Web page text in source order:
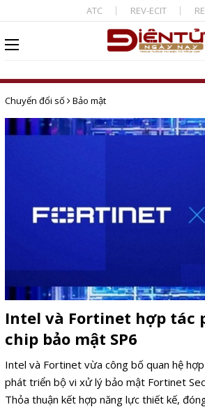
ATC REV-ECIT
Chuyển đổi số Bảo mật
Intel và Fortinet hợp tác
chip bảo mật SP6
Intel và Fortinet vừa công bố quan hệ
phát triển bộ vi xử lý bảo mật Fortinet
Thỏa thuận kết hợp năng lực thiết kế,